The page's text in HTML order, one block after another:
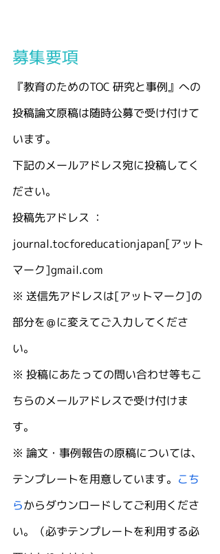
募集要項
『教育のためのTOC 研究と事例』への
投稿論文原稿は随時公募で受け付けて
います。
下記のメールアドレス宛に投稿してく
ださい。
投稿先アドレス ：
journal.tocforeducationjapan[アット
マーク]gmail.com
※ 送信先アドレスは[アットマーク]の
部分を＠に変えてご入力してくださ
い。
※ 投稿にあたっての問い合わせ等もこ
ちらのメールアドレスで受け付けま
す。
※ 論文・事例報告の原稿については、
テンプレートを用意しています。 こち
らからダウンロードしてご利用くださ
い。（必ずテンプレートを利用する必